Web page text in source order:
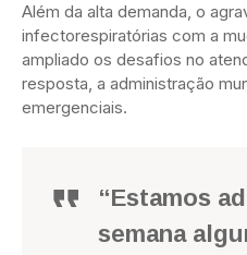
Além da alta demanda, o
infectorespiratórias com a
ampliado os desafios no
resposta, a administração
emergenciais.
“Estamos
semana